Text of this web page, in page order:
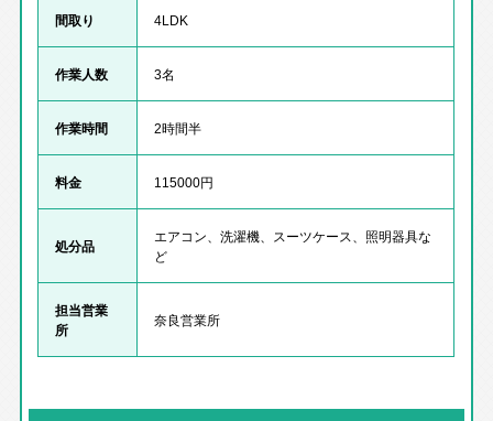
間取り 4LDK
作業人数 3名
作業時間 2時間半
料金 115000円
処分品
エアコン、洗濯機、スーツケース、照明器具な
ど
担当営業
所
奈良営業所